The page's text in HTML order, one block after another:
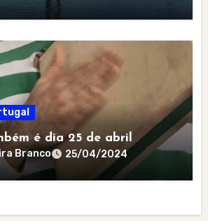
é dia 25 de abril
Branco 25/04/2024